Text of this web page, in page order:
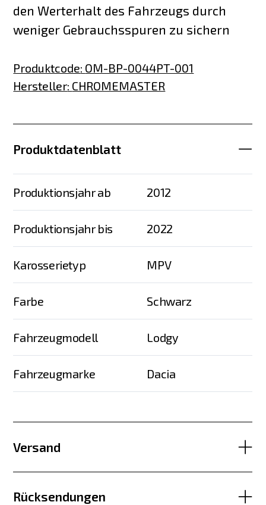
den Werterhalt des Fahrzeugs durch
weniger Gebrauchsspuren zu sichern
Produktcode: OM-BP-0044PT-001
Hersteller: CHROMEMASTER
Produktdatenblatt
Produktionsjahr ab 2012
Produktionsjahr bis 2022
Karosserietyp MPV
Farbe Schwarz
Fahrzeugmodell Lodgy
Fahrzeugmarke Dacia
Versand
Rücksendungen